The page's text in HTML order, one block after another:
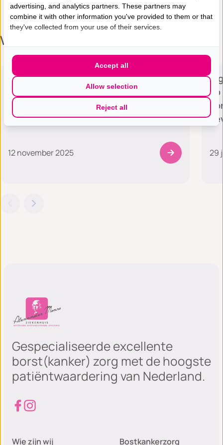
Vergelijkbare artikelen
NRC - De emancipatie van de platte
vrouw
12 november 2025
op
29
Gespecialiseerde excellente
borst(kanker) zorg met de hoogste
patiëntwaardering van Nederland.
Wie zijn wij Bostkankerzorg
advertising, and analytics partners. These partners may
combine it with other information you've provided to them or that
they've collected from your use of their services.
Reject all
Allow selection
Accept all